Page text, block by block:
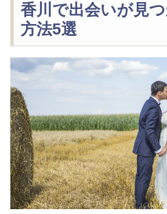
香川で出会いが見
方法5選